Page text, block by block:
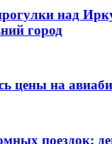
над
город
цены на
поездок: